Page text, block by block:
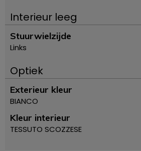
Interieur leeg
Stuurwielzijde
Links
Optiek
Exterieur kleur
BIANCO
Kleur interieur
TESSUTO SCOZZESE